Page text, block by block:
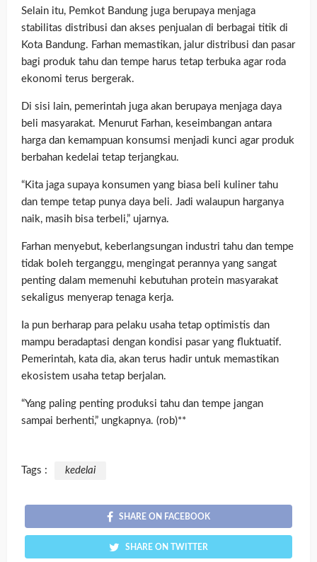
Selain itu, Pemkot Bandung juga berupaya menjaga
stabilitas distribusi dan akses penjualan di berbagai titik di
Kota Bandung. Farhan memastikan, jalur distribusi dan pasar
bagi produk tahu dan tempe harus tetap terbuka agar roda
ekonomi terus bergerak.
Di sisi lain, pemerintah juga akan berupaya menjaga daya
beli masyarakat. Menurut Farhan, keseimbangan antara
harga dan kemampuan konsumsi menjadi kunci agar produk
berbahan kedelai tetap terjangkau.
“Kita jaga supaya konsumen yang biasa beli kuliner tahu
dan tempe tetap punya daya beli. Jadi walaupun harganya
naik, masih bisa terbeli,” ujarnya.
Farhan menyebut, keberlangsungan industri tahu dan tempe
tidak boleh terganggu, mengingat perannya yang sangat
penting dalam memenuhi kebutuhan protein masyarakat
sekaligus menyerap tenaga kerja.
Ia pun berharap para pelaku usaha tetap optimistis dan
mampu beradaptasi dengan kondisi pasar yang fluktuatif.
Pemerintah, kata dia, akan terus hadir untuk memastikan
ekosistem usaha tetap berjalan.
“Yang paling penting produksi tahu dan tempe jangan
sampai berhenti,” ungkapnya. (rob)**
Tags : kedelai
SHARE ON FACEBOOK
SHARE ON TWITTER